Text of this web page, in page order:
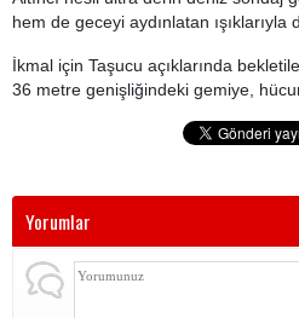
hem de geceyi aydınlatan ışıklarıyla
İkmal için Taşucu açıklarında
36 metre genişliğindeki gemiye,
Yorumlar